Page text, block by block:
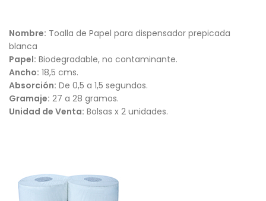
Nombre: Toalla de Papel para dispensador prepicada
blanca
Papel: Biodegradable, no contaminante.
Ancho: 18,5 cms.
Absorción: De 0,5 a 1,5 segundos.
Gramaje: 27 a 28 gramos.
Unidad de Venta: Bolsas x 2 unidades.